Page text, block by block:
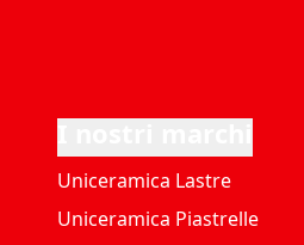
Uniceramica Lastre
Uniceramica Piastrelle